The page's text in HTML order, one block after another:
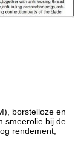
borstelloze en
smeerolie bij de
rendement,